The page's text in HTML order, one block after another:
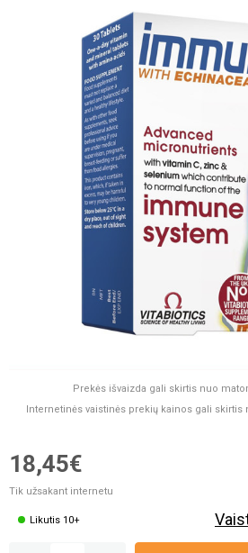
Prekės išvaizda gali skirtis nuo
Internetinės vaistinės prekių kainos gali skirtis
18,45€
Tik užsakant internetu
Likutis 10+